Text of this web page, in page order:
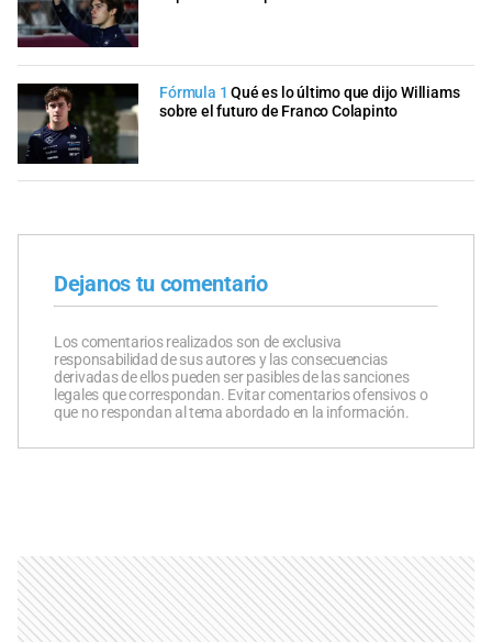
Fórmula 1 Qué es lo último que dijo Williams
sobre el futuro de Franco Colapinto
Dejanos tu comentario
Los comentarios realizados son de exclusiva
responsabilidad de sus autores y las consecuencias
derivadas de ellos pueden ser pasibles de las sanciones
legales que correspondan. Evitar comentarios ofensivos o
que no respondan al tema abordado en la información.